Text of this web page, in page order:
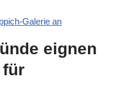
Galerie an
eignen
für